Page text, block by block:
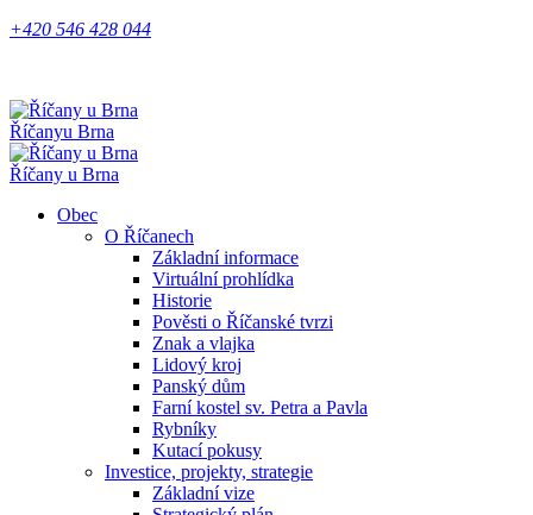
+420 546 428 044
Říčanyu Brna
Říčany u Brna
Obec
O Říčanech
Základní informace
Virtuální prohlídka
Historie
Pověsti o Říčanské tvrzi
Znak a vlajka
Lidový kroj
Panský dům
Farní kostel sv. Petra a Pavla
Rybníky
Kutací pokusy
Investice, projekty, strategie
Základní vize